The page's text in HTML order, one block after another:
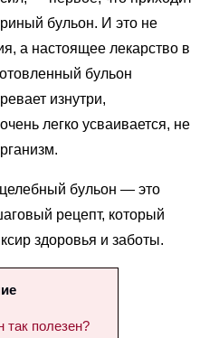
бульон. И это не
а настоящее лекарство в
бульон
изнутри,
легко усваивается, не
бульон — это
рецепт, который
здоровья и заботы.
так полезен?